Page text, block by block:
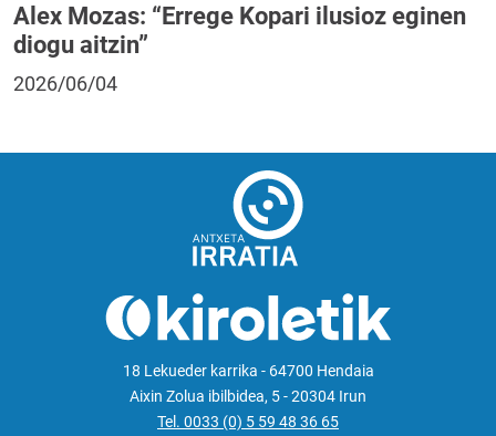
Alex Mozas: “Errege Kopari ilusioz eginen
diogu aitzin”
2026/06/04
18 Lekueder karrika - 64700 Hendaia
Aixin Zolua ibilbidea, 5 - 20304 Irun
Tel. 0033 (0) 5 59 48 36 65